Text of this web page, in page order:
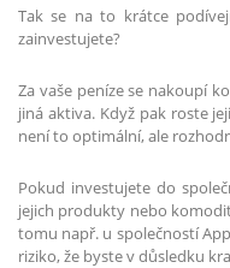
Tak se na to krátce
zainvestujete?
Za vaše peníze se nakoupí
jiná aktiva. Když pak roste
není to optimální, ale
Pokud investujete do
jejich produkty nebo
tomu např. u společností
riziko, že byste v důsledku